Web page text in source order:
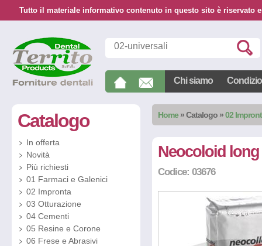
Tutto il materiale informativo contenuto in questo sito è riservato
Chi siamo
Home »Catalogo »02
Catalogo
In offerta
Novità
Più richiesti
01 Farmaci e Galenici
02 Impronta
03 Otturazione
04 Cementi
05 Resine e Corone
06 Frese e Abrasivi
Neocoloid long
Codice: 03676